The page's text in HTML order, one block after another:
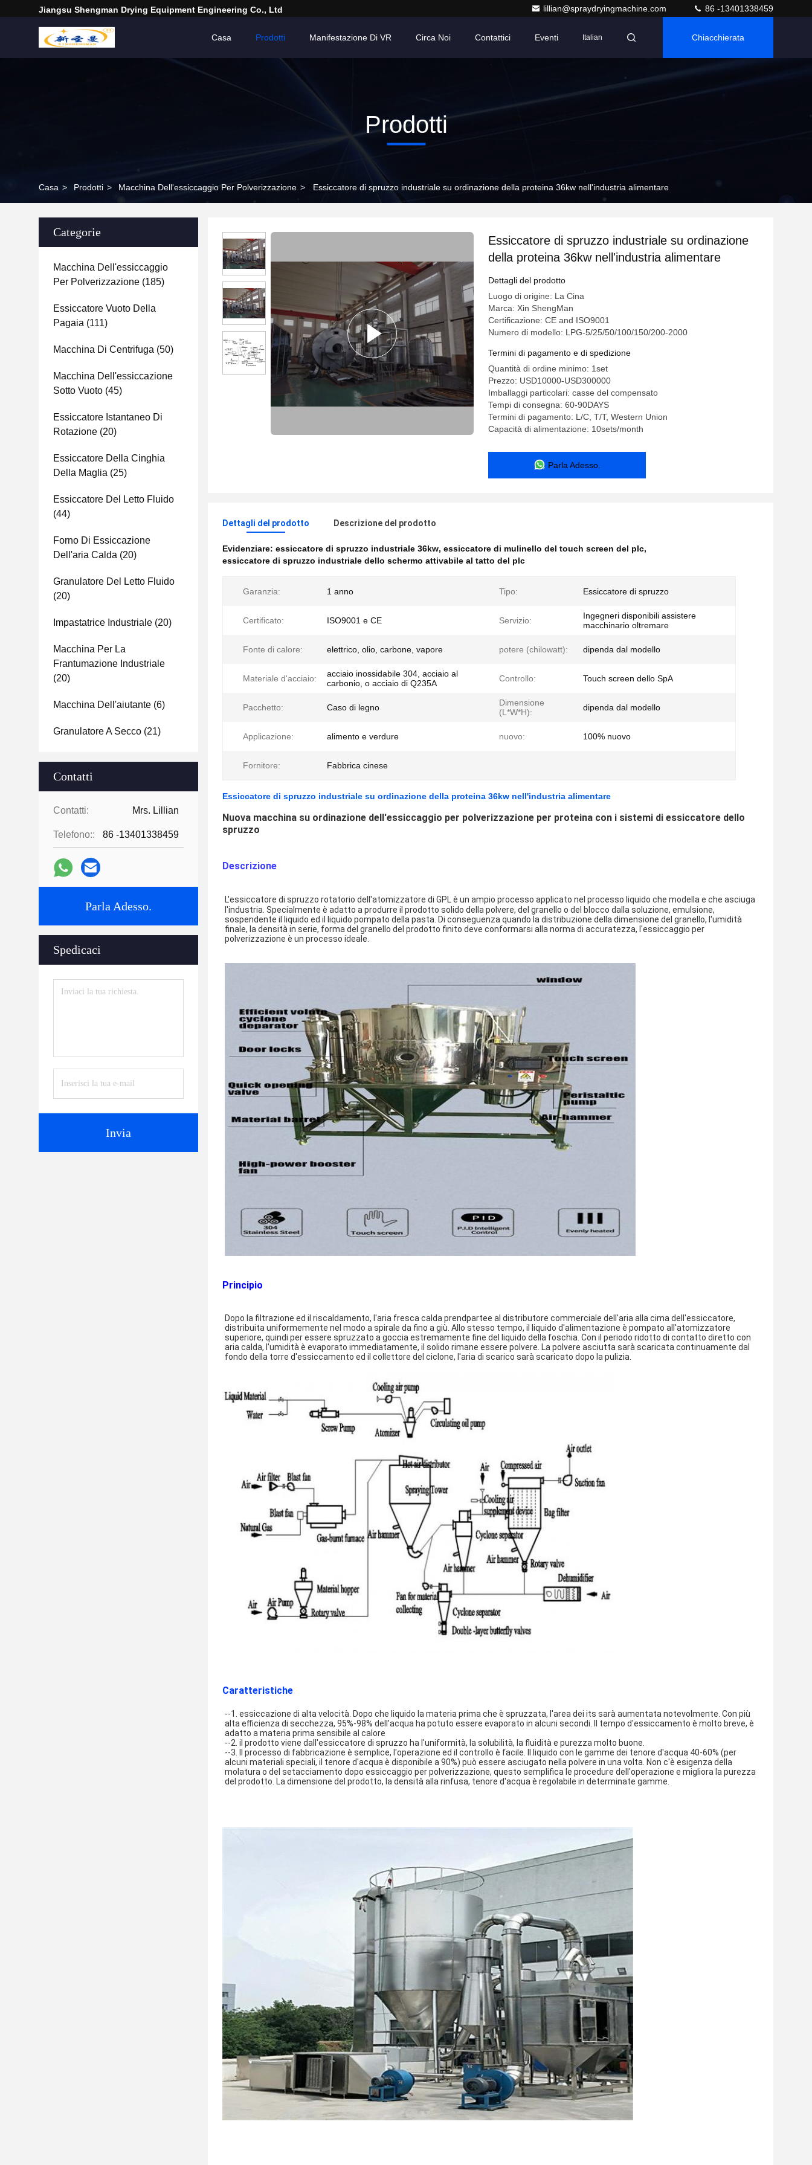
Jiangsu Shengman Drying Equipment Engineering Co., Ltd lillian@spraydryingmachine.com 86 -13401338459
Casa Prodotti Manifestazione Di VR Circa Noi Contattici Eventi Italian Chiacchierata
Prodotti
Casa > Prodotti > Macchina Dell'essiccaggio Per Polverizzazione > Essiccatore di spruzzo industriale su ordinazione della proteina 36kw nell'industria alimentare
Categorie
Macchina Dell'essiccaggio
Per Polverizzazione (185)
Essiccatore Vuoto Della
Pagaia (111)
Macchina Di Centrifuga (50)
Macchina Dell'essiccazione
Sotto Vuoto (45)
Essiccatore Istantaneo Di
Rotazione (20)
Essiccatore Della Cinghia
Della Maglia (25)
Essiccatore Del Letto Fluido
(44)
Forno Di Essiccazione
Dell'aria Calda (20)
Granulatore Del Letto Fluido
(20)
Impastatrice Industriale (20)
Macchina Per La
Frantumazione Industriale
(20)
Macchina Dell'aiutante (6)
Granulatore A Secco (21)
Contatti
Contatti: Mrs. Lillian
Telefono:: 86 -13401338459
Parla Adesso.
Spedicaci
Invia
Essiccatore di spruzzo industriale su ordinazione
della proteina 36kw nell'industria alimentare
Dettagli del prodotto
Luogo di origine: La Cina
Marca: Xin ShengMan
Certificazione: CE and ISO9001
Numero di modello: LPG-5/25/50/100/150/200-2000
Termini di pagamento e di spedizione
Quantità di ordine minimo: 1set
Prezzo: USD10000-USD300000
Imballaggi particolari: casse del compensato
Tempi di consegna: 60-90DAYS
Termini di pagamento: L/C, T/T, Western Union
Capacità di alimentazione: 10sets/month
Parla Adesso.
Dettagli del prodotto Descrizione del prodotto
Evidenziare: essiccatore di spruzzo industriale 36kw, essiccatore di mulinello del touch screen del plc,
essiccatore di spruzzo industriale dello schermo attivabile al tatto del plc
Garanzia: 1 anno Tipo: Essiccatore di spruzzo
Certificato: ISO9001 e CE Servizio:
Ingegneri disponibili assistere
macchinario oltremare
Fonte di calore: elettrico, olio, carbone, vapore potere (chilowatt): dipenda dal modello
Materiale d'acciaio:
acciaio inossidabile 304, acciaio al
carbonio, o acciaio di Q235A
Controllo: Touch screen dello SpA
Pacchetto: Caso di legno
Dimensione
(L*W*H):
dipenda dal modello
Applicazione: alimento e verdure nuovo: 100% nuovo
Fornitore: Fabbrica cinese
Essiccatore di spruzzo industriale su ordinazione della proteina 36kw nell'industria alimentare
Nuova macchina su ordinazione dell'essiccaggio per polverizzazione per proteina con i sistemi di essiccatore dello
spruzzo
Descrizione
L'essiccatore di spruzzo rotatorio dell'atomizzatore di GPL è un ampio processo applicato nel processo liquido che modella e che asciuga
l'industria. Specialmente è adatto a produrre il prodotto solido della polvere, del granello o del blocco dalla soluzione, emulsione,
sospendente il liquido ed il liquido pompato della pasta. Di conseguenza quando la distribuzione della dimensione del granello, l'umidità
finale, la densità in serie, forma del granello del prodotto finito deve conformarsi alla norma di accuratezza, l'essiccaggio per
polverizzazione è un processo ideale.
Principio
Dopo la filtrazione ed il riscaldamento, l'aria fresca calda prendpartee al distributore commerciale dell'aria alla cima dell'essiccatore,
distribuita uniformemente nel modo a spirale da fino a giù. Allo stesso tempo, il liquido d'alimentazione è pompato all'atomizzatore
superiore, quindi per essere spruzzato a goccia estremamente fine del liquido della foschia. Con il periodo ridotto di contatto diretto con
aria calda, l'umidità è evaporato immediatamente, il solido rimane essere polvere. La polvere asciutta sarà scaricata continuamente dal
fondo della torre d'essiccamento ed il collettore del ciclone, l'aria di scarico sarà scaricato dopo la pulizia.
Caratteristiche
--1. essiccazione di alta velocità. Dopo che liquido la materia prima che è spruzzata, l'area dei its sarà aumentata notevolmente. Con più
alta efficienza di secchezza, 95%-98% dell'acqua ha potuto essere evaporato in alcuni secondi. Il tempo d'essiccamento è molto breve, è
adatto a materia prima sensibile al calore
--2. il prodotto viene dall'essiccatore di spruzzo ha l'uniformità, la solubilità, la fluidità e purezza molto buone.
--3. Il processo di fabbricazione è semplice, l'operazione ed il controllo è facile. Il liquido con le gamme dei tenore d'acqua 40-60% (per
alcuni materiali speciali, il tenore d'acqua è disponibile a 90%) può essere asciugato nella polvere in una volta. Non c'è esigenza della
molatura o del setacciamento dopo essiccaggio per polverizzazione, questo semplifica le procedure dell'operazione e migliora la purezza
del prodotto. La dimensione del prodotto, la densità alla rinfusa, tenore d'acqua è regolabile in determinate gamme.